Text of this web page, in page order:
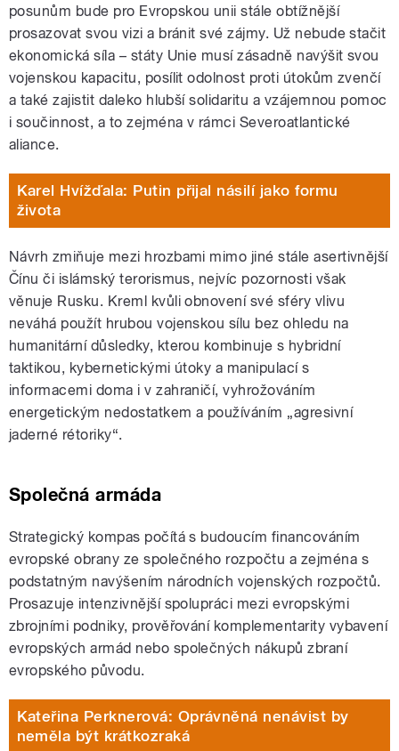
posunům bude pro Evropskou unii stále obtížnější
prosazovat svou vizi a bránit své zájmy. Už nebude stačit
ekonomická síla – státy Unie musí zásadně navýšit svou
vojenskou kapacitu, posílit odolnost proti útokům zvenčí
a také zajistit daleko hlubší solidaritu a vzájemnou pomoc
i součinnost, a to zejména v rámci Severoatlantické
aliance.
Karel Hvížďala: Putin přijal násilí jako formu
života
Návrh zmiňuje mezi hrozbami mimo jiné stále asertivnější
Čínu či islámský terorismus, nejvíc pozornosti však
věnuje Rusku. Kreml kvůli obnovení své sféry vlivu
neváhá použít hrubou vojenskou sílu bez ohledu na
humanitární důsledky, kterou kombinuje s hybridní
taktikou, kybernetickými útoky a manipulací s
informacemi doma i v zahraničí, vyhrožováním
energetickým nedostatkem a používáním „agresivní
jaderné rétoriky“.
Společná armáda
Strategický kompas počítá s budoucím financováním
evropské obrany ze společného rozpočtu a zejména s
podstatným navýšením národních vojenských rozpočtů.
Prosazuje intenzivnější spolupráci mezi evropskými
zbrojními podniky, prověřování komplementarity vybavení
evropských armád nebo společných nákupů zbraní
evropského původu.
Kateřina Perknerová: Oprávněná nenávist by
neměla být krátkozraká